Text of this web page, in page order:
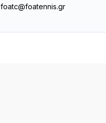
foatc@foatennis.gr